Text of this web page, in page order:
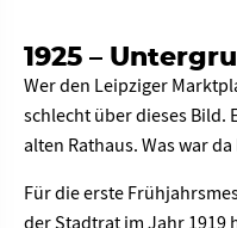
1925 –
Wer den Leipziger
schlecht über dieses Bild.
alten Rathaus. Was war da
Für die erste
der Stadtrat im Jahr 1919